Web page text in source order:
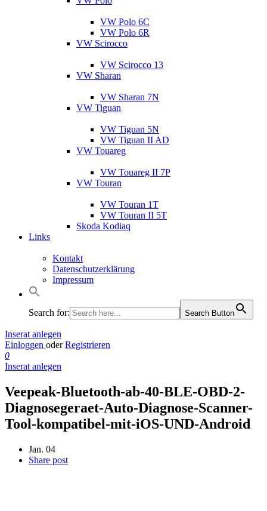
VW Polo 6C
VW Polo 6R
VW Scirocco
VW Scirocco 13
VW Sharan
VW Sharan 7N
VW Tiguan
VW Tiguan 5N
VW Tiguan II AD
VW Touareg
VW Touareg II 7P
VW Touran
VW Touran 1T
VW Touran II 5T
Skoda Kodiaq
Links
Kontakt
Datenschutzerklärung
Impressum
Search for: Search Button
Inserat anlegen
Einloggen oder Registrieren
0
Inserat anlegen
Veepeak-Bluetooth-ab-40-BLE-OBD-2-
Diagnosegeraet-Auto-Diagnose-Scanner-
Tool-kompatibel-mit-iOS-UND-Android
Jan. 04
Share post